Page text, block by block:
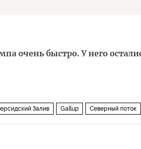
очень быстро. У него
Залив Gallup Северный поток